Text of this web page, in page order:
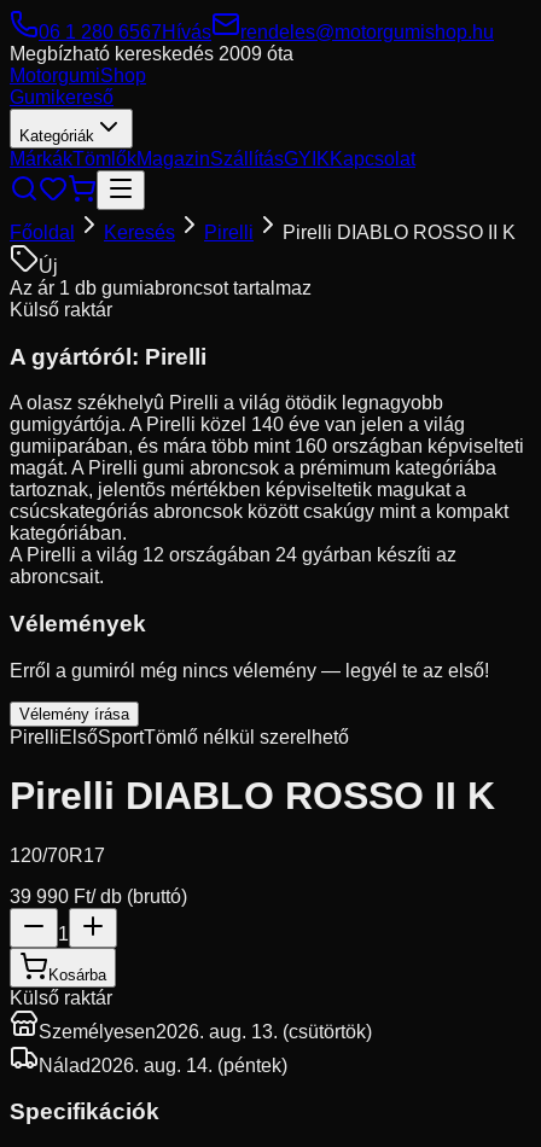
06 1 280 6567Hívás
rendeles@motorgumishop.hu
Megbízható kereskedés 2009 óta
MotorgumiShop
Gumikereső
Kategóriák
MárkákTömlőkMagazinSzállításGYIKKapcsolat
Főoldal Keresés Pirelli
Pirelli DIABLO ROSSO II K
Új
Az ár 1 db gumiabroncsot tartalmaz
Külső raktár
A gyártóról: Pirelli
A olasz székhelyû Pirelli a világ ötödik legnagyobb
gumigyártója. A Pirelli közel 140 éve van jelen a világ
gumiiparában, és mára több mint 160 országban képviselteti
magát. A Pirelli gumi abroncsok a prémimum kategóriába
tartoznak, jelentõs mértékben képviseltetik magukat a
csúcskategóriás abroncsok között csakúgy mint a kompakt
kategóriában.
A Pirelli a világ 12 országában 24 gyárban készíti az
abroncsait.
Vélemények
Erről a gumiról még nincs vélemény — legyél te az első!
Vélemény írása
PirelliElsőSportTömlő nélkül szerelhető
Pirelli DIABLO ROSSO II K
120/70R17
39 990 Ft/ db (bruttó)
1
Kosárba
Külső raktár
Személyesen2026. aug. 13. (csütörtök)
Nálad2026. aug. 14. (péntek)
Specifikációk